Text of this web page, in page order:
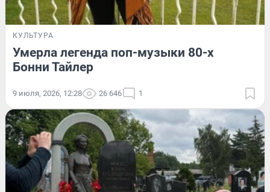
КУЛЬТУРА
Умерла легенда поп-музыки 80-х
Бонни Тайлер
9 июля, 2026, 12:28 26 646 1